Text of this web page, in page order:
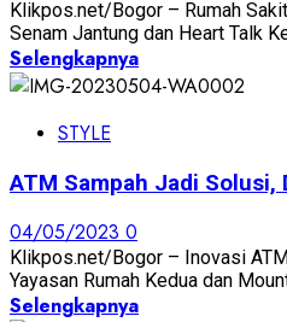
Klikpos.net/Bogor – Rumah
Senam Jantung dan Heart Talk
Selengkapnya
STYLE
ATM Sampah Jadi Solusi,
04/05/2023 0
Klikpos.net/Bogor – Inovasi
Yayasan Rumah Kedua dan
Selengkapnya